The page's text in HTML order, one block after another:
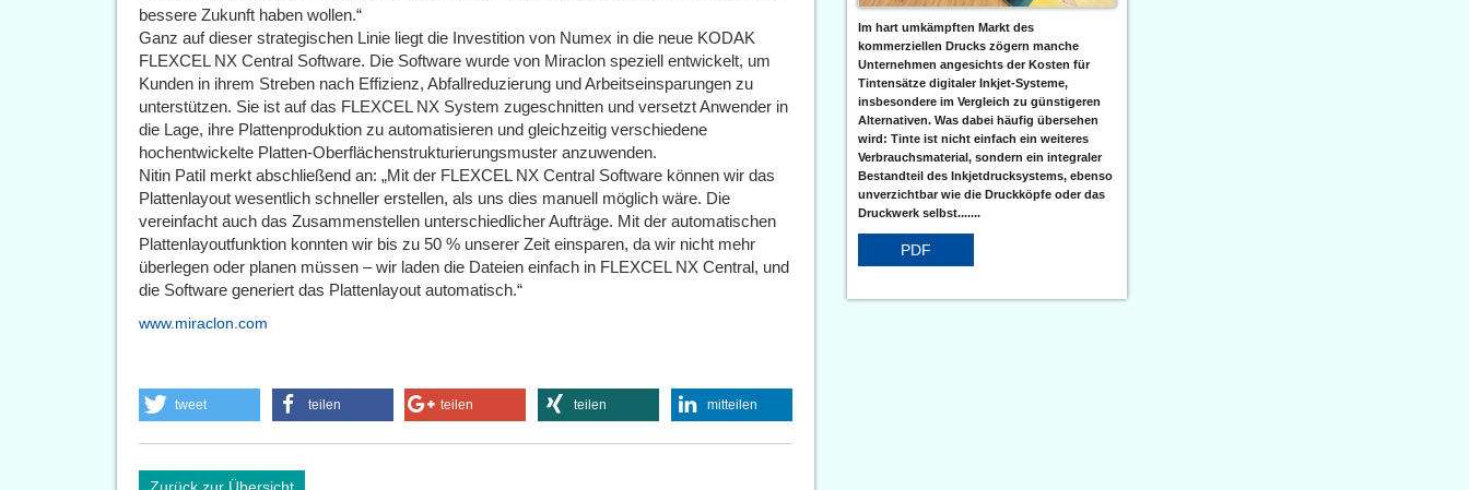
bessere Zukunft haben wollen.“
Ganz auf dieser strategischen Linie liegt die Investition von Numex in die neue KODAK
FLEXCEL NX Central Software. Die Software wurde von Miraclon speziell entwickelt, um
Kunden in ihrem Streben nach Effizienz, Abfallreduzierung und Arbeitseinsparungen zu
unterstützen. Sie ist auf das FLEXCEL NX System zugeschnitten und versetzt Anwender in
die Lage, ihre Plattenproduktion zu automatisieren und gleichzeitig verschiedene
hochentwickelte Platten-Oberflächenstrukturierungsmuster anzuwenden.
Nitin Patil merkt abschließend an: „Mit der FLEXCEL NX Central Software können wir das
Plattenlayout wesentlich schneller erstellen, als uns dies manuell möglich wäre. Die
vereinfacht auch das Zusammenstellen unterschiedlicher Aufträge. Mit der automatischen
Plattenlayoutfunktion konnten wir bis zu 50 % unserer Zeit einsparen, da wir nicht mehr
überlegen oder planen müssen – wir laden die Dateien einfach in FLEXCEL NX Central, und
die Software generiert das Plattenlayout automatisch.“
www.miraclon.com
tweet teilen teilen teilen mitteilen
Im hart umkämpften Markt des
kommerziellen Drucks zögern manche
Unternehmen angesichts der Kosten für
Tintensätze digitaler Inkjet-Systeme,
insbesondere im Vergleich zu günstigeren
Alternativen. Was dabei häufig übersehen
wird: Tinte ist nicht einfach ein weiteres
Verbrauchsmaterial, sondern ein integraler
Bestandteil des Inkjetdrucksystems, ebenso
unverzichtbar wie die Druckköpfe oder das
Druckwerk selbst.......
PDF